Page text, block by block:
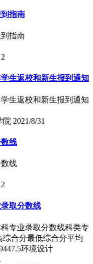
指南
指南
生返校和新生报到通知
生返校和新生报到通知
院 2021/8/31
线
线
取分数线
专业录取分数线科类专
合分最低综合分平均
环境设计